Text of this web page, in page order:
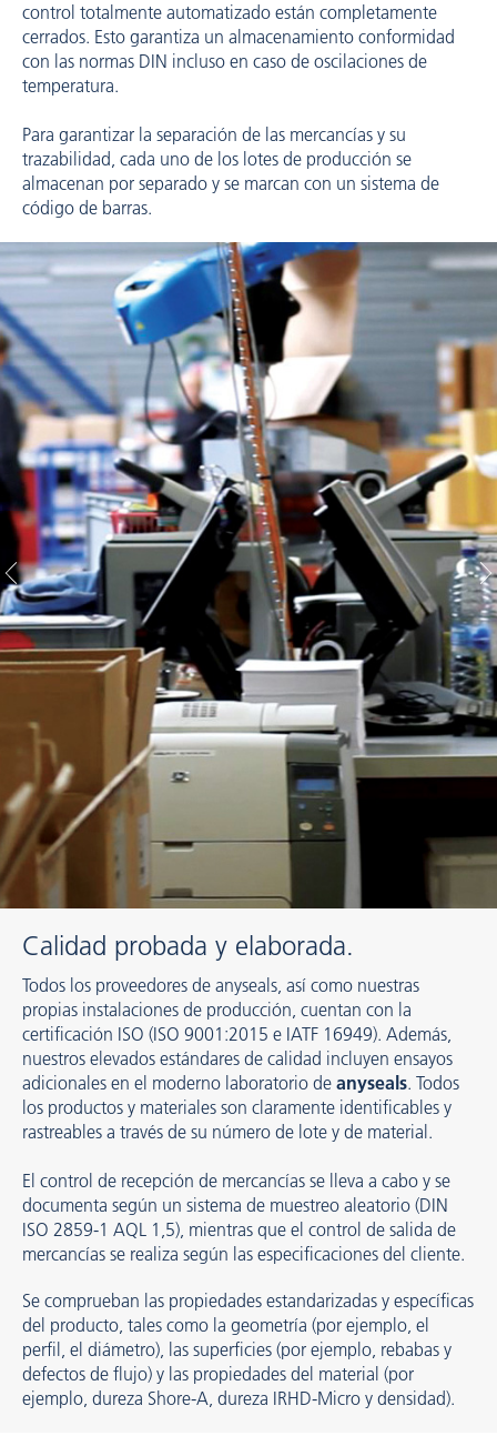
control totalmente automatizado están completamente
cerrados. Esto garantiza un almacenamiento conformidad
con las normas DIN incluso en caso de oscilaciones de
temperatura.
Para garantizar la separación de las mercancías y su
trazabilidad, cada uno de los lotes de producción se
almacenan por separado y se marcan con un sistema de
código de barras.
Calidad probada y elaborada.
Todos los proveedores de anyseals, así como nuestras
propias instalaciones de producción, cuentan con la
certificación ISO (ISO 9001:2015 e IATF 16949). Además,
nuestros elevados estándares de calidad incluyen ensayos
adicionales en el moderno laboratorio de anyseals. Todos
los productos y materiales son claramente identificables y
rastreables a través de su número de lote y de material.
El control de recepción de mercancías se lleva a cabo y se
documenta según un sistema de muestreo aleatorio (DIN
ISO 2859-1 AQL 1,5), mientras que el control de salida de
mercancías se realiza según las especificaciones del cliente.
Se comprueban las propiedades estandarizadas y específicas
del producto, tales como la geometría (por ejemplo, el
perfil, el diámetro), las superficies (por ejemplo, rebabas y
defectos de flujo) y las propiedades del material (por
ejemplo, dureza Shore-A, dureza IRHD-Micro y densidad).